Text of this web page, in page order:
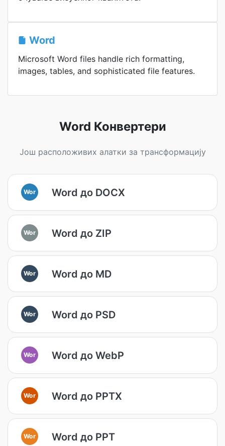
Word
Microsoft Word files handle rich formatting,
images, tables, and sophisticated file features.
Word Конвертери
Још расположивих алатки за трансформацију
Wor Word до DOCX
Wor Word до ZIP
Wor Word до MD
Wor Word до PSD
Wor Word до WebP
Wor Word до PPTX
Wor Word до PPT